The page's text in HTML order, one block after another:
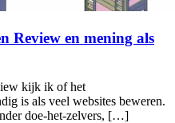
Review en mening als
kijk ik of het
is als veel websites beweren.
doe-het-zelvers, […]